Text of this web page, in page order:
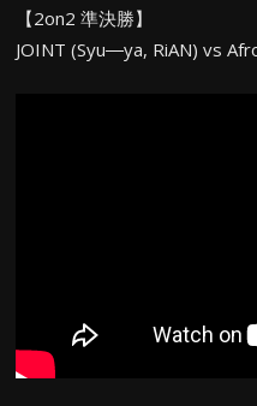
【2on2 準決勝】
JOINT (Syu―ya, RiAN) vs